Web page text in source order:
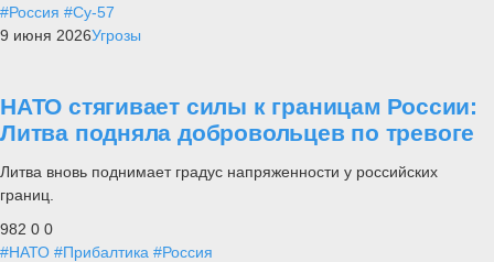
#Россия #Су-57
9 июня 2026Угрозы
НАТО стягивает силы к границам России:
Литва подняла добровольцев по тревоге
Литва вновь поднимает градус напряженности у российских
границ.
982 0 0
#НАТО #Прибалтика #Россия